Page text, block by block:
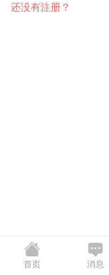
还没有注册？
首页 消息